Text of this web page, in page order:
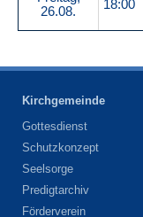
26.08.
18:00
Kirchgemeinde
Gottesdienst
Schutzkonzept
Seelsorge
Predigtarchiv
Förderverein